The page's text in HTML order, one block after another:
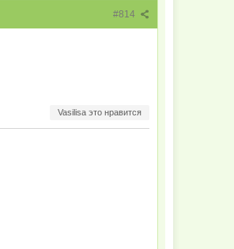
#814
Vasilisa это нравится